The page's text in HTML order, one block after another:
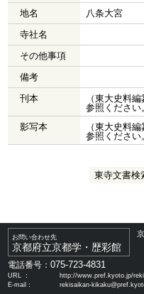
地名
八条大宮
寺社名
その他事項
備考
刊本
（東大史料
参照ください
影写本
（東大史料
参照ください
東寺文書検
お問い合わせ先
京都府立京都学・歴彩館
電話番号：075-723-4831
URL ：
http://www.pref.kyoto.jp/
E-mail：
rekisaikan-